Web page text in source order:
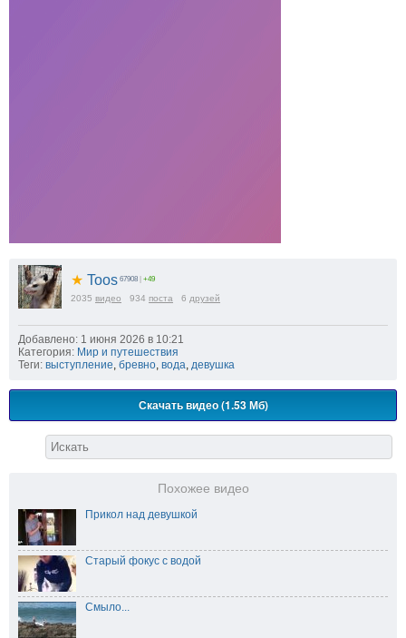
★ Toos 67908 | +49
2035 видео 934 поста 6 друзей
Добавлено: 1 июня 2026 в 10:21
Категория: Мир и путешествия
Теги: выступление бревно вода девушка
Скачать видео (1.53 Мб)
Похожее видео
Прикол над девушкой
Старый фокус с водой
Смыло...